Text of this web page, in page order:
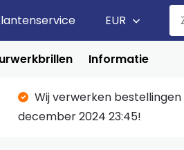
EUR
Informatie
Wij verwerken
december 2024 23:45!